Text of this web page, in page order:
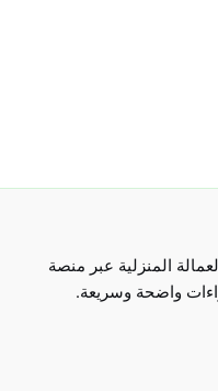
المنزلية عبر منصة
واضحة وسريعة.